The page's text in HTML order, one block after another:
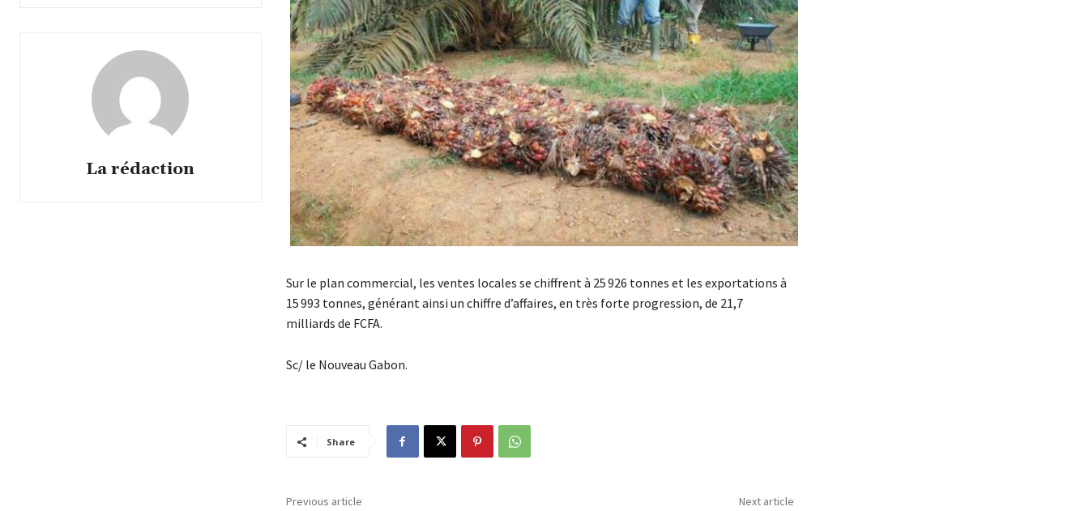
La rédaction
Sur le plan commercial, les ventes locales se chiffrent à 25 926 tonnes et les exportations à
15 993 tonnes, générant ainsi un chiffre d’affaires, en très forte progression, de 21,7
milliards de FCFA.
Sc/ le Nouveau Gabon.
Share
Previous article Next article